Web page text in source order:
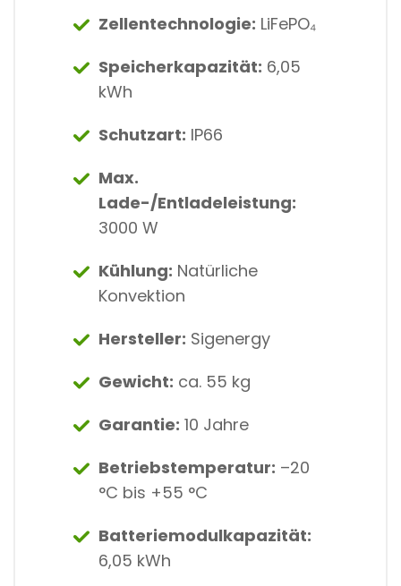
Zellentechnologie: LiFePO₄
Speicherkapazität: 6,05
kWh
Schutzart: IP66
Max.
Lade-/Entladeleistung:
3000 W
Kühlung: Natürliche
Konvektion
Hersteller: Sigenergy
Gewicht: ca. 55 kg
Garantie: 10 Jahre
Betriebstemperatur: –20
°C bis +55 °C
Batteriemodulkapazität:
6,05 kWh